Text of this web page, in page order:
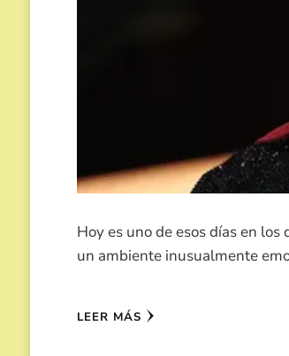
Hoy es uno de esos días en
un ambiente inusualmente
LEER MÁS